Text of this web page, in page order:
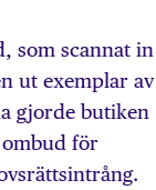
som scannat in
ut exemplar av
gjorde butiken
ombud för